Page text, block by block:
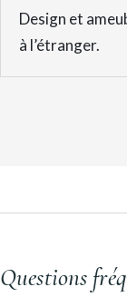
Design et
à l’étranger.
Questions